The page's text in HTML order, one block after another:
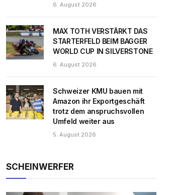
6. August 2026
MAX TOTH VERSTÄRKT DAS
STARTERFELD BEIM BAGGER
WORLD CUP IN SILVERSTONE
6. August 2026
Schweizer KMU bauen mit
Amazon ihr Exportgeschäft
trotz dem anspruchsvollen
Umfeld weiter aus
5. August 2026
SCHEINWERFER